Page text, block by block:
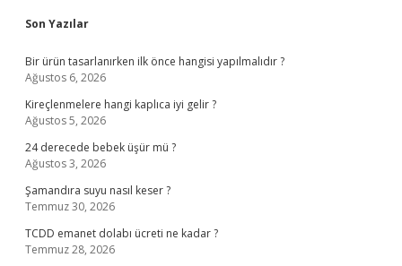
Sidebar
Son Yazılar
Bir ürün tasarlanırken ilk önce hangisi yapılmalıdır ?
Ağustos 6, 2026
Kireçlenmelere hangi kaplıca iyi gelir ?
Ağustos 5, 2026
24 derecede bebek üşür mü ?
Ağustos 3, 2026
Şamandıra suyu nasıl keser ?
Temmuz 30, 2026
TCDD emanet dolabı ücreti ne kadar ?
Temmuz 28, 2026